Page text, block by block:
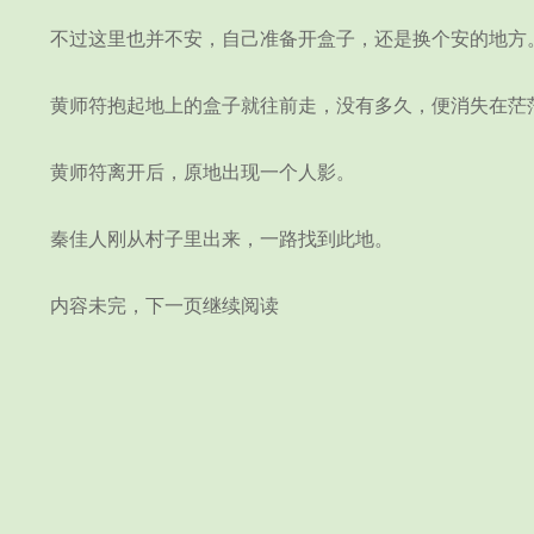
不过这里也并不安，自己准备开盒子，还是换个安的地方
黄师符抱起地上的盒子就往前走，没有多久，便消失在茫
黄师符离开后，原地出现一个人影。
秦佳人刚从村子里出来，一路找到此地。
内容未完，下一页继续阅读